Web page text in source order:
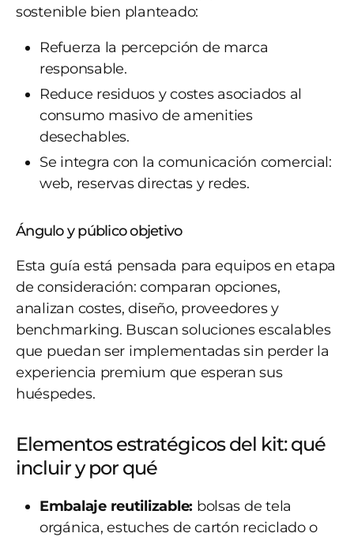
sostenible bien planteado:
Refuerza la percepción de marca
responsable.
Reduce residuos y costes asociados al
consumo masivo de amenities
desechables.
Se integra con la comunicación comercial:
web, reservas directas y redes.
Ángulo y público objetivo
Esta guía está pensada para equipos en etapa
de consideración: comparan opciones,
analizan costes, diseño, proveedores y
benchmarking. Buscan soluciones escalables
que puedan ser implementadas sin perder la
experiencia premium que esperan sus
huéspedes.
Elementos estratégicos del kit: qué
incluir y por qué
Embalaje reutilizable: bolsas de tela
orgánica, estuches de cartón reciclado o